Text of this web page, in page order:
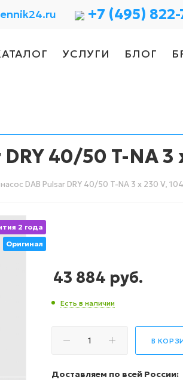
+7 (495)
УСЛУГИ БЛОГ
40/50 T-NA 3
DAB Pulsar DRY 40/50 T-NA 3 x 230 V,
2 года
Оригинал
43 884 руб.
Есть в наличии
В
Доставляем по всей России: